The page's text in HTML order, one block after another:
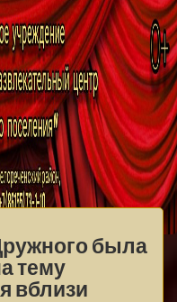
была
тему
вблизи